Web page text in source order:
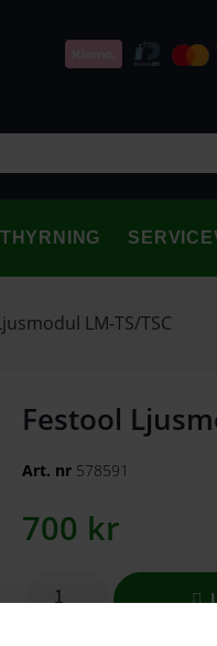
LM-TS/TSC
Festool
Art. nr 578591
700 kr